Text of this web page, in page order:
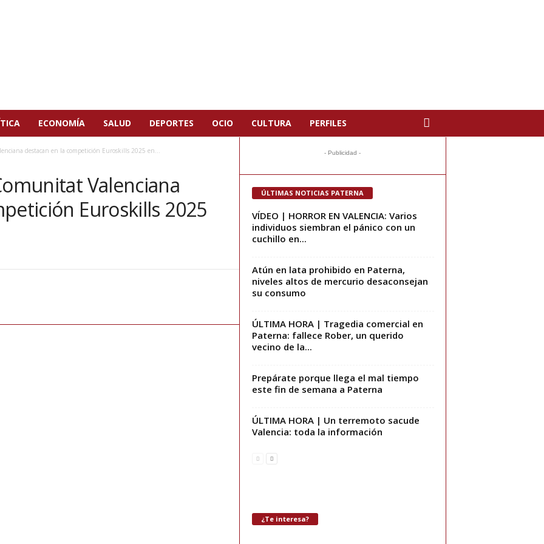
ECONOMÍA SALUD DEPORTES OCIO CULTURA PERFILES
destacan en la competición Euroskills 2025 en...
Valenciana
Euroskills 2025
- Publicidad -
ÚLTIMAS NOTICIAS PATERNA
VÍDEO | HORROR EN VALENCIA: Varios
individuos siembran el pánico con un
cuchillo en...
Atún en lata prohibido en Paterna,
niveles altos de mercurio desaconsejan
su consumo
ÚLTIMA HORA | Tragedia comercial en
Paterna: fallece Rober, un querido
vecino de la...
Prepárate porque llega el mal tiempo
este fin de semana a Paterna
ÚLTIMA HORA | Un terremoto sacude
Valencia: toda la información
¿Te interesa?